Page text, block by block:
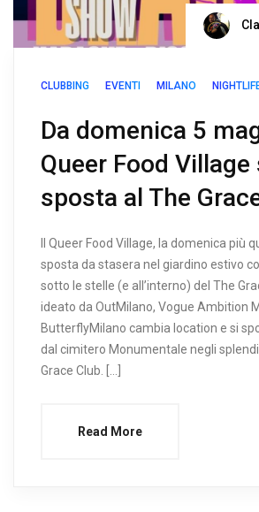
CLUBBING EVENTI MILANO
Da domenica 5
Queer Food Village
sposta al The
Il Queer Food Village, la domenica più
sposta da stasera nel giardino estivo
sotto le stelle (e all’interno) del The
ideato da OutMilano, Vogue Ambition
ButterflyMilano cambia location e si
dal cimitero Monumentale negli
Grace Club. […]
Read More